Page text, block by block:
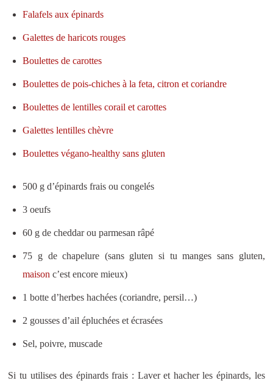
Falafels aux épinards
Galettes de haricots rouges
Boulettes de carottes
Boulettes de pois-chiches à la feta, citron et coriandre
Boulettes de lentilles corail et carottes
Galettes lentilles chèvre
Boulettes végano-healthy sans gluten
500 g d’épinards frais ou congelés
3 oeufs
60 g de cheddar ou parmesan râpé
75 g de chapelure (sans gluten si tu manges sans gluten,
maison c’est encore mieux)
1 botte d’herbes hachées (coriandre, persil…)
2 gousses d’ail épluchées et écrasées
Sel, poivre, muscade
Si tu utilises des épinards frais : Laver et hacher les épinards, les